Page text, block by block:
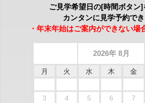
ご見学希望日の[時間ボタン]
カンタンに見学予約で
・年末年始はご案内ができない場
2026年 8月
月 火 水 木 金
3
4 5 6 7